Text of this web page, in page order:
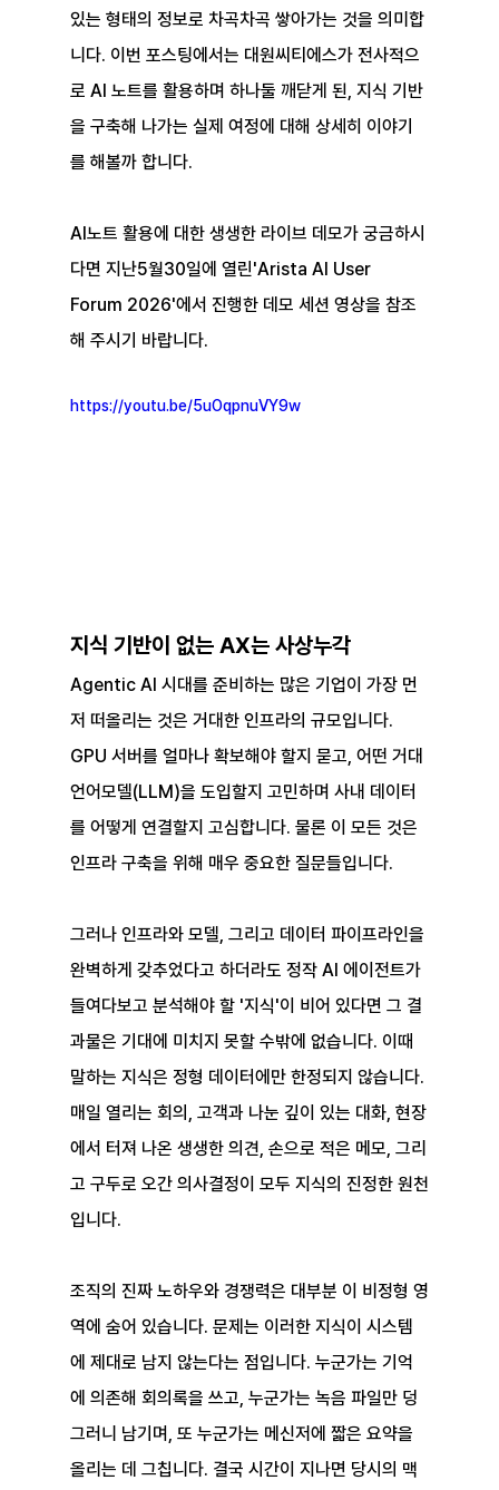
있는 형태의 정보로 차곡차곡 쌓아가는 것을 의미합
니다. 이번 포스팅에서는 대원씨티에스가 전사적으
로 AI 노트를 활용하며 하나둘 깨닫게 된, 지식 기반
을 구축해 나가는 실제 여정에 대해 상세히 이야기
를 해볼까 합니다.
AI노트 활용에 대한 생생한 라이브 데모가 궁금하시
다면 지난5월30일에 열린'Arista AI User
Forum 2026'에서 진행한 데모 세션 영상을 참조
해 주시기 바랍니다.
https://youtu.be/5uOqpnuVY9w
지식 기반이 없는 AX는 사상누각
Agentic AI 시대를 준비하는 많은 기업이 가장 먼
저 떠올리는 것은 거대한 인프라의 규모입니다.
GPU 서버를 얼마나 확보해야 할지 묻고, 어떤 거대
언어모델(LLM)을 도입할지 고민하며 사내 데이터
를 어떻게 연결할지 고심합니다. 물론 이 모든 것은
인프라 구축을 위해 매우 중요한 질문들입니다.
그러나 인프라와 모델, 그리고 데이터 파이프라인을
완벽하게 갖추었다고 하더라도 정작 AI 에이전트가
들여다보고 분석해야 할 '지식'이 비어 있다면 그 결
과물은 기대에 미치지 못할 수밖에 없습니다. 이때
말하는 지식은 정형 데이터에만 한정되지 않습니다.
매일 열리는 회의, 고객과 나눈 깊이 있는 대화, 현장
에서 터져 나온 생생한 의견, 손으로 적은 메모, 그리
고 구두로 오간 의사결정이 모두 지식의 진정한 원천
입니다.
조직의 진짜 노하우와 경쟁력은 대부분 이 비정형 영
역에 숨어 있습니다. 문제는 이러한 지식이 시스템
에 제대로 남지 않는다는 점입니다. 누군가는 기억
에 의존해 회의록을 쓰고, 누군가는 녹음 파일만 덩
그러니 남기며, 또 누군가는 메신저에 짧은 요약을
올리는 데 그칩니다. 결국 시간이 지나면 당시의 맥